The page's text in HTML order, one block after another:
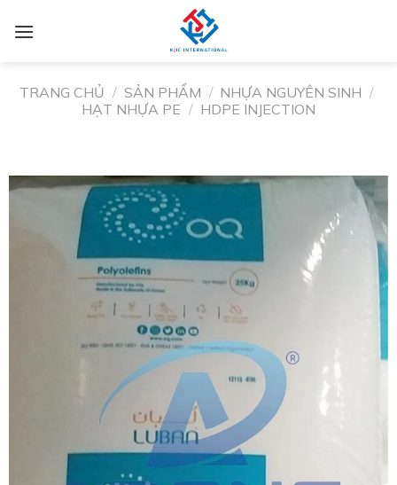
TRANG CHỦ / SẢN PHẨM / NHỰA NGUYÊN SINH /
HẠT NHỰA PE / HDPE INJECTION